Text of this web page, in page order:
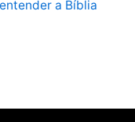
a Bíblia